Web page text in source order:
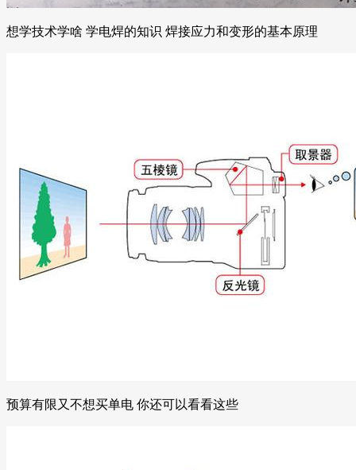
想学技术学啥 学电焊的知识 焊接应力和变形的基本原理
预算有限又不想买单电 你还可以看看这些